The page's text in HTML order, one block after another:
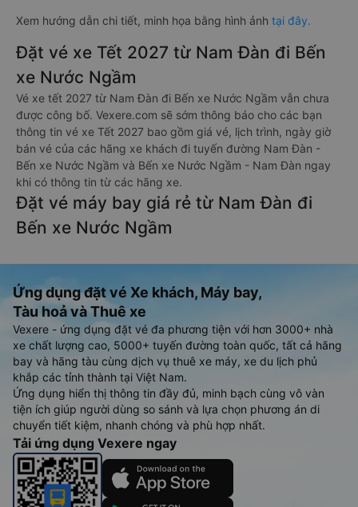
Xem hướng dẫn chi tiết, minh họa bằng hình ảnh tại đây.
Đặt vé xe Tết 2027 từ Nam Đàn đi Bến
xe Nước Ngầm
Vé xe tết 2027 từ Nam Đàn đi Bến xe Nước Ngầm vẫn chưa
được công bố. Vexere.com sẽ sớm thông báo cho các bạn
thông tin vé xe Tết 2027 bao gồm giá vé, lịch trình, ngày giờ
bán vé của các hãng xe khách đi tuyến đường Nam Đàn -
Bến xe Nước Ngầm và Bến xe Nước Ngầm - Nam Đàn ngay
khi có thông tin từ các hãng xe.
Đặt vé máy bay giá rẻ từ Nam Đàn đi
Bến xe Nước Ngầm
Ứng dụng đặt vé Xe khách, Máy bay,
Tàu hoả và Thuê xe
Vexere - ứng dụng đặt vé đa phương tiện với hơn 3000+ nhà
xe chất lượng cao, 5000+ tuyến đường toàn quốc, tất cả hãng
bay và hãng tàu cùng dịch vụ thuê xe máy, xe du lịch phủ
khắp các tỉnh thành tại Việt Nam.
Ứng dụng hiển thị thông tin đầy đủ, minh bạch cùng vô vàn
tiện ích giúp người dùng so sánh và lựa chọn phương án di
chuyển tiết kiệm, nhanh chóng và phù hợp nhất.
Tải ứng dụng Vexere ngay